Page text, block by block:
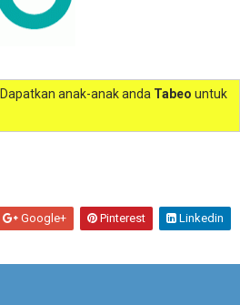
. Dapatkan anak-anak anda Tabeo untuk
Google+ Pinterest Linkedin